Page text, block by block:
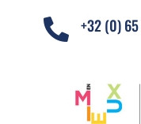
 +32 (0)